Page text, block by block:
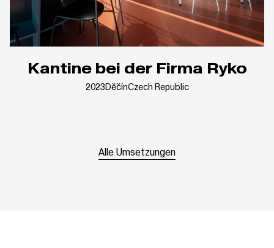
Kantine bei der Firma Ryko
2023DěčínCzech Republic
Alle Umsetzungen